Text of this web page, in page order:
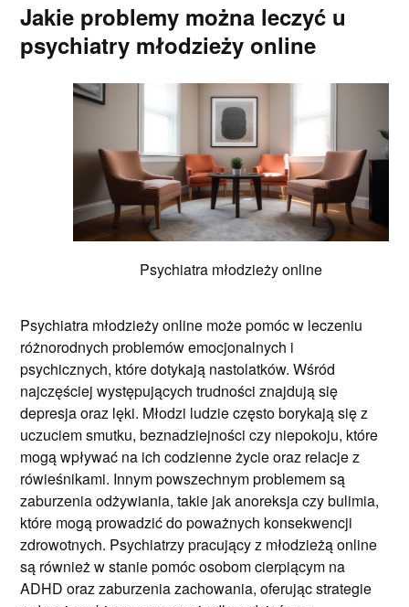
Jakie problemy można leczyć u
psychiatry młodzieży online
Psychiatra młodzieży online
Psychiatra młodzieży online może pomóc w leczeniu
różnorodnych problemów emocjonalnych i
psychicznych, które dotykają nastolatków. Wśród
najczęściej występujących trudności znajdują się
depresja oraz lęki. Młodzi ludzie często borykają się z
uczuciem smutku, beznadziejności czy niepokoju, które
mogą wpływać na ich codzienne życie oraz relacje z
rówieśnikami. Innym powszechnym problemem są
zaburzenia odżywiania, takie jak anoreksja czy bulimia,
które mogą prowadzić do poważnych konsekwencji
zdrowotnych. Psychiatrzy pracujący z młodzieżą online
są również w stanie pomóc osobom cierpiącym na
ADHD oraz zaburzenia zachowania, oferując strategie